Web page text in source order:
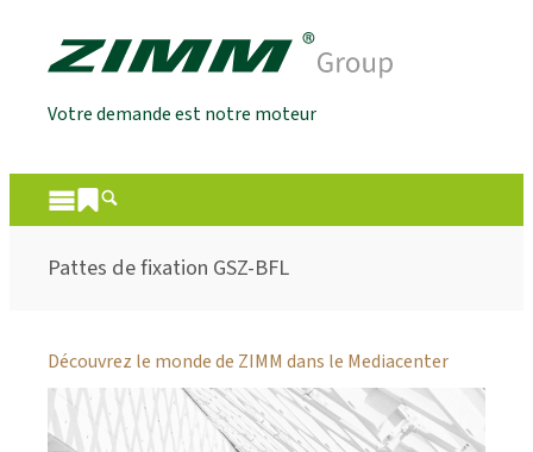
Votre demande est notre moteur
Pattes de fixation GSZ-BFL
Découvrez le monde de ZIMM dans le Mediacenter